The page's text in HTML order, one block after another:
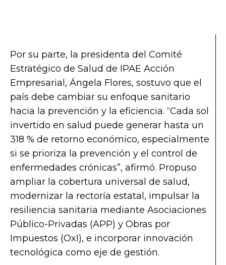
Por su parte, la presidenta del Comité
Estratégico de Salud de IPAE Acción
Empresarial, Ángela Flores, sostuvo que el
país debe cambiar su enfoque sanitario
hacia la prevención y la eficiencia. “Cada sol
invertido en salud puede generar hasta un
318 % de retorno económico, especialmente
si se prioriza la prevención y el control de
enfermedades crónicas”, afirmó. Propuso
ampliar la cobertura universal de salud,
modernizar la rectoría estatal, impulsar la
resiliencia sanitaria mediante Asociaciones
Público-Privadas (APP) y Obras por
Impuestos (OxI), e incorporar innovación
tecnológica como eje de gestión.